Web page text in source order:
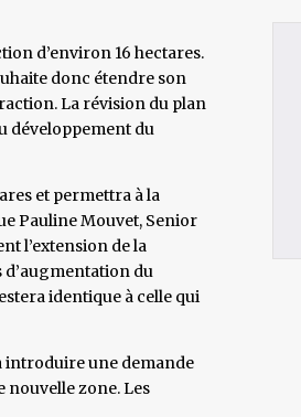
d’environ 16 hectares.
donc étendre son
La révision du plan
développement du
et permettra à la
Pauline Mouvet, Senior
l’extension de la
d’augmentation du
identique à celle qui
introduire une demande
nouvelle zone. Les